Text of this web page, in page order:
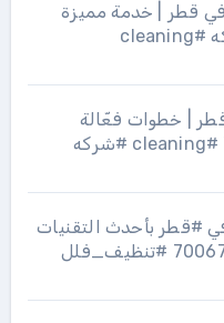
قطر | خدمة مميزة
بأسعار تنافسية 70067311 #شركه #cleaning
| خطوات فعّالة
لضمان النظافة التامة 70067311 #cleaning #شركه
#قطر بأحدث التقنيات
و #افضل الأسعار اتصل الآن 70067311 #تنظيف_فلل